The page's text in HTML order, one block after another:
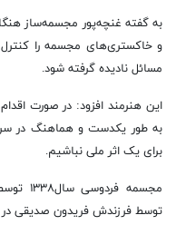
به گفته غنچه‌پور مجسمه‌ساز
و خاکستری‌های مجسمه را
مسائل نادیده گرفته شود.
این هنرمند افزود: در صورت
به طور یکدست و هماهنگ در
برای یک اثر ملی نباشیم.